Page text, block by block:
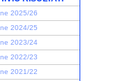
2025/26
2024/25
2023/24
2022/23
2021/22